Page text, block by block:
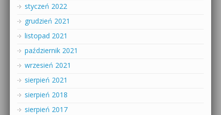
styczeń 2022
grudzień 2021
listopad 2021
październik 2021
wrzesień 2021
sierpień 2021
sierpień 2018
sierpień 2017